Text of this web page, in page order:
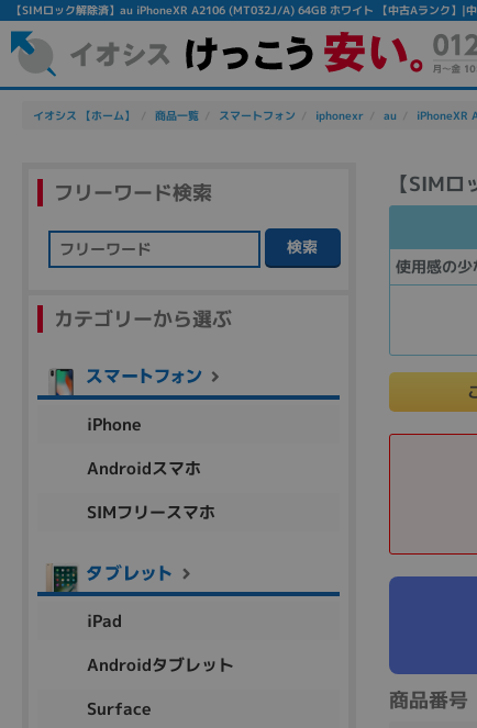
【SIMロック解除済】au iPhoneXR A2106 (MT032J/A) 64GB ホワイト 【中古Aランク】|中
イオシス 【ホーム】 商品一覧 スマートフォン iphonexr au iPhoneXR
【SIM
使用感の少
商品番号
フリーワード検索
検索
カテゴリーから選ぶ
iPhone
Androidスマホ
SIMフリースマホ
iPad
Androidタブレット
Surface
除外ワード
人気の検索ワード：Let's note EliteBook
商品シリーズ名・ブランド名の絞り込み。
aspire Inspiron
商品の搭載機能による絞り込み